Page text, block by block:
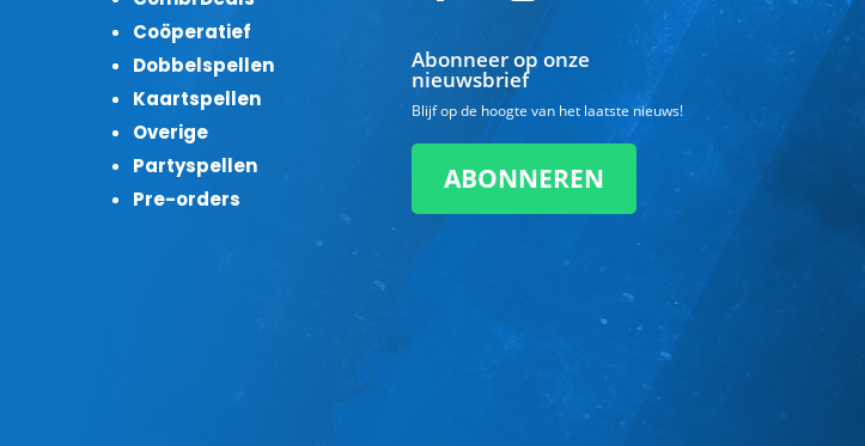
Coöperatief
Dobbelspellen
Kaartspellen
Overige
Partyspellen
Pre-orders
Abonneer op onze
nieuwsbrief
Blijf op de hoogte van het laatste nieuws!
ABONNEREN